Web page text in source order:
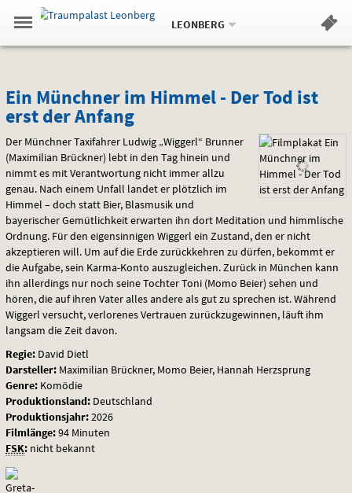
Springe
zum
,zum
.
Navigation
Gehe
zur
Standortauswahl
Standort:
LEONBERG.
Hinweis
Ein
Münchner
im
Himmel
-
Der
Tod
ist
erst
der
Anfang
Ein Münchner im Himmel - Der Tod ist
erst der Anfang
Der Münchner Taxifahrer Ludwig „Wiggerl“ Brunner
(Maximilian Brückner) lebt in den Tag hinein und
nimmt es mit Verantwortung nicht immer allzu
genau. Nach einem Unfall landet er plötzlich im
Himmel – doch statt Bier, Blasmusik und
bayerischer Gemütlichkeit erwarten ihn dort Meditation und himmlische
Ordnung. Für den eigensinnigen Wiggerl ein Zustand, den er nicht
akzeptieren will. Um auf die Erde zurückkehren zu dürfen, bekommt er
die Aufgabe, sein Karma-Konto auszugleichen. Zurück in München kann
ihn allerdings nur noch seine Tochter Toni (Momo Beier) sehen und
hören, die auf ihren Vater alles andere als gut zu sprechen ist. Während
Wiggerl versucht, verlorenes Vertrauen zurückzugewinnen, läuft ihm
langsam die Zeit davon.
Regie: David Dietl
Darsteller: Maximilian Brückner, Momo Beier, Hannah Herzsprung
Genre: Komödie
Produktionsland: Deutschland
Produktionsjahr:2026
Filmlänge:94 Minuten
FSK: nicht bekannt